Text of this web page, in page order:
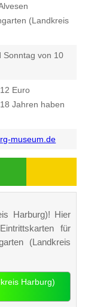
(Landkreis
Sonntag von 10
Euro
Jahren haben
museum.de
Harburg)! Hier
für
(Landkreis
Harburg)